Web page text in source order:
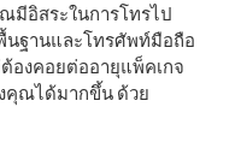
มีอิสระในการโทรไป
นฐานและโทรศัพท์มือถือ
องคอยต่ออายุแพ็คเกจ
คุณได้มากขึ้น ด้วย